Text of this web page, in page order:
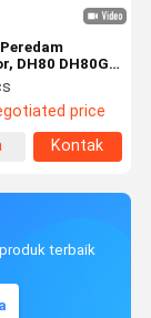
DH80 DH80G
DX80R
Gearbox
Perjalanan
price
Kontak
terbaik